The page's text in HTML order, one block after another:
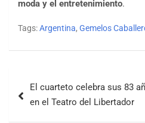
moda y el entretenimiento.
Tags:Argentina, Gemelos
El cuarteto celebra sus 83
en el Teatro del Libertador